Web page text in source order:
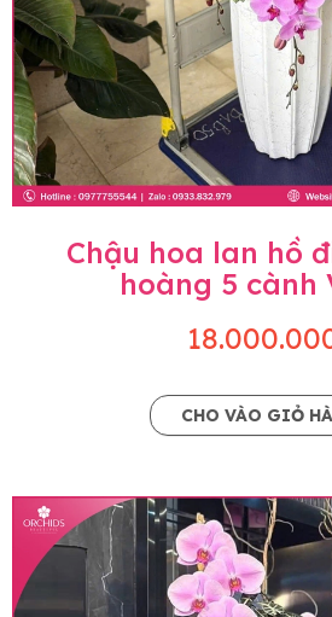
Chậu hoa lan hồ
hoàng 5 cành
CHO VÀO GIỎ